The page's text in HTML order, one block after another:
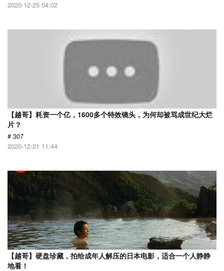
2020-12-25 04:02
【越哥】耗资一个亿，1600多个特效镜头，为何却被骂成世纪大烂
片？
# 307
2020-12-21 11:44
【越哥】硬盘珍藏，拍给成年人解压的日本电影，适合一个人静静
地看！